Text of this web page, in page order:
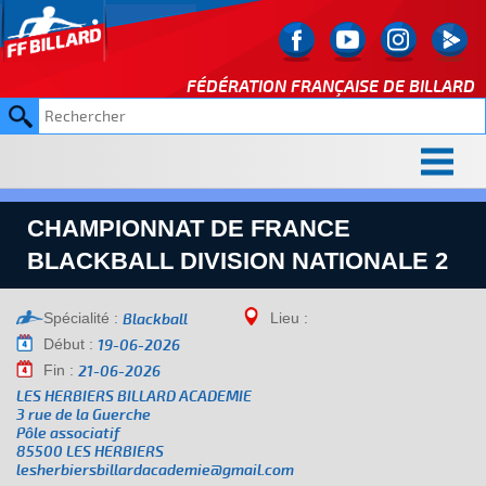
FÉDÉRATION FRANÇAISE DE BILLARD
CHAMPIONNAT DE FRANCE
BLACKBALL DIVISION NATIONALE 2
Spécialité : Blackball
Début : 19-06-2026
Fin : 21-06-2026
Lieu :
LES HERBIERS BILLARD ACADEMIE
3 rue de la Guerche
Pôle associatif
85500 LES HERBIERS
lesherbiersbillardacademie@gmail.com